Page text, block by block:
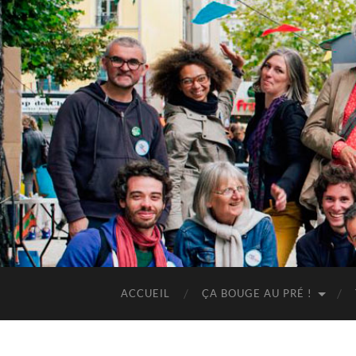
ACCUEIL ÇA BOUGE AU PRÉ !